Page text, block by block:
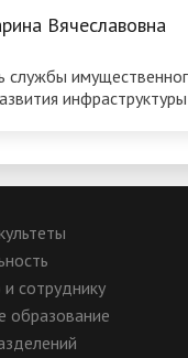
Вячеславовна
службы
инфраструктуры
сотруднику
образование